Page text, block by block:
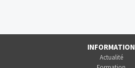
INFORMATION
Actualité